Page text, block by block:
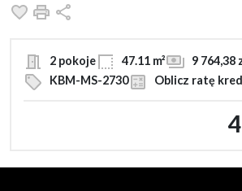
Dodaj do ulubionych
Drukuj
2 pokoje 47.11 m² 9 764,38
KBM-MS-2730
Oblicz ratę